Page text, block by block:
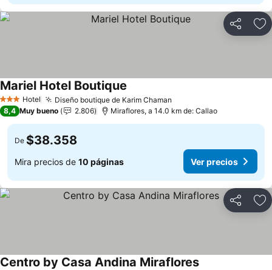
Compartir
3 Estrellas
Hotel Diseño boutique de Karim Chaman
Mariel Hotel Boutique
8,4 Muy bueno 2.806 Miraflores, a 14.0 km de: Callao
De $38.358
Mira precios de 10 páginas Ver precios
Compartir
Centro by Casa Andina Miraflores